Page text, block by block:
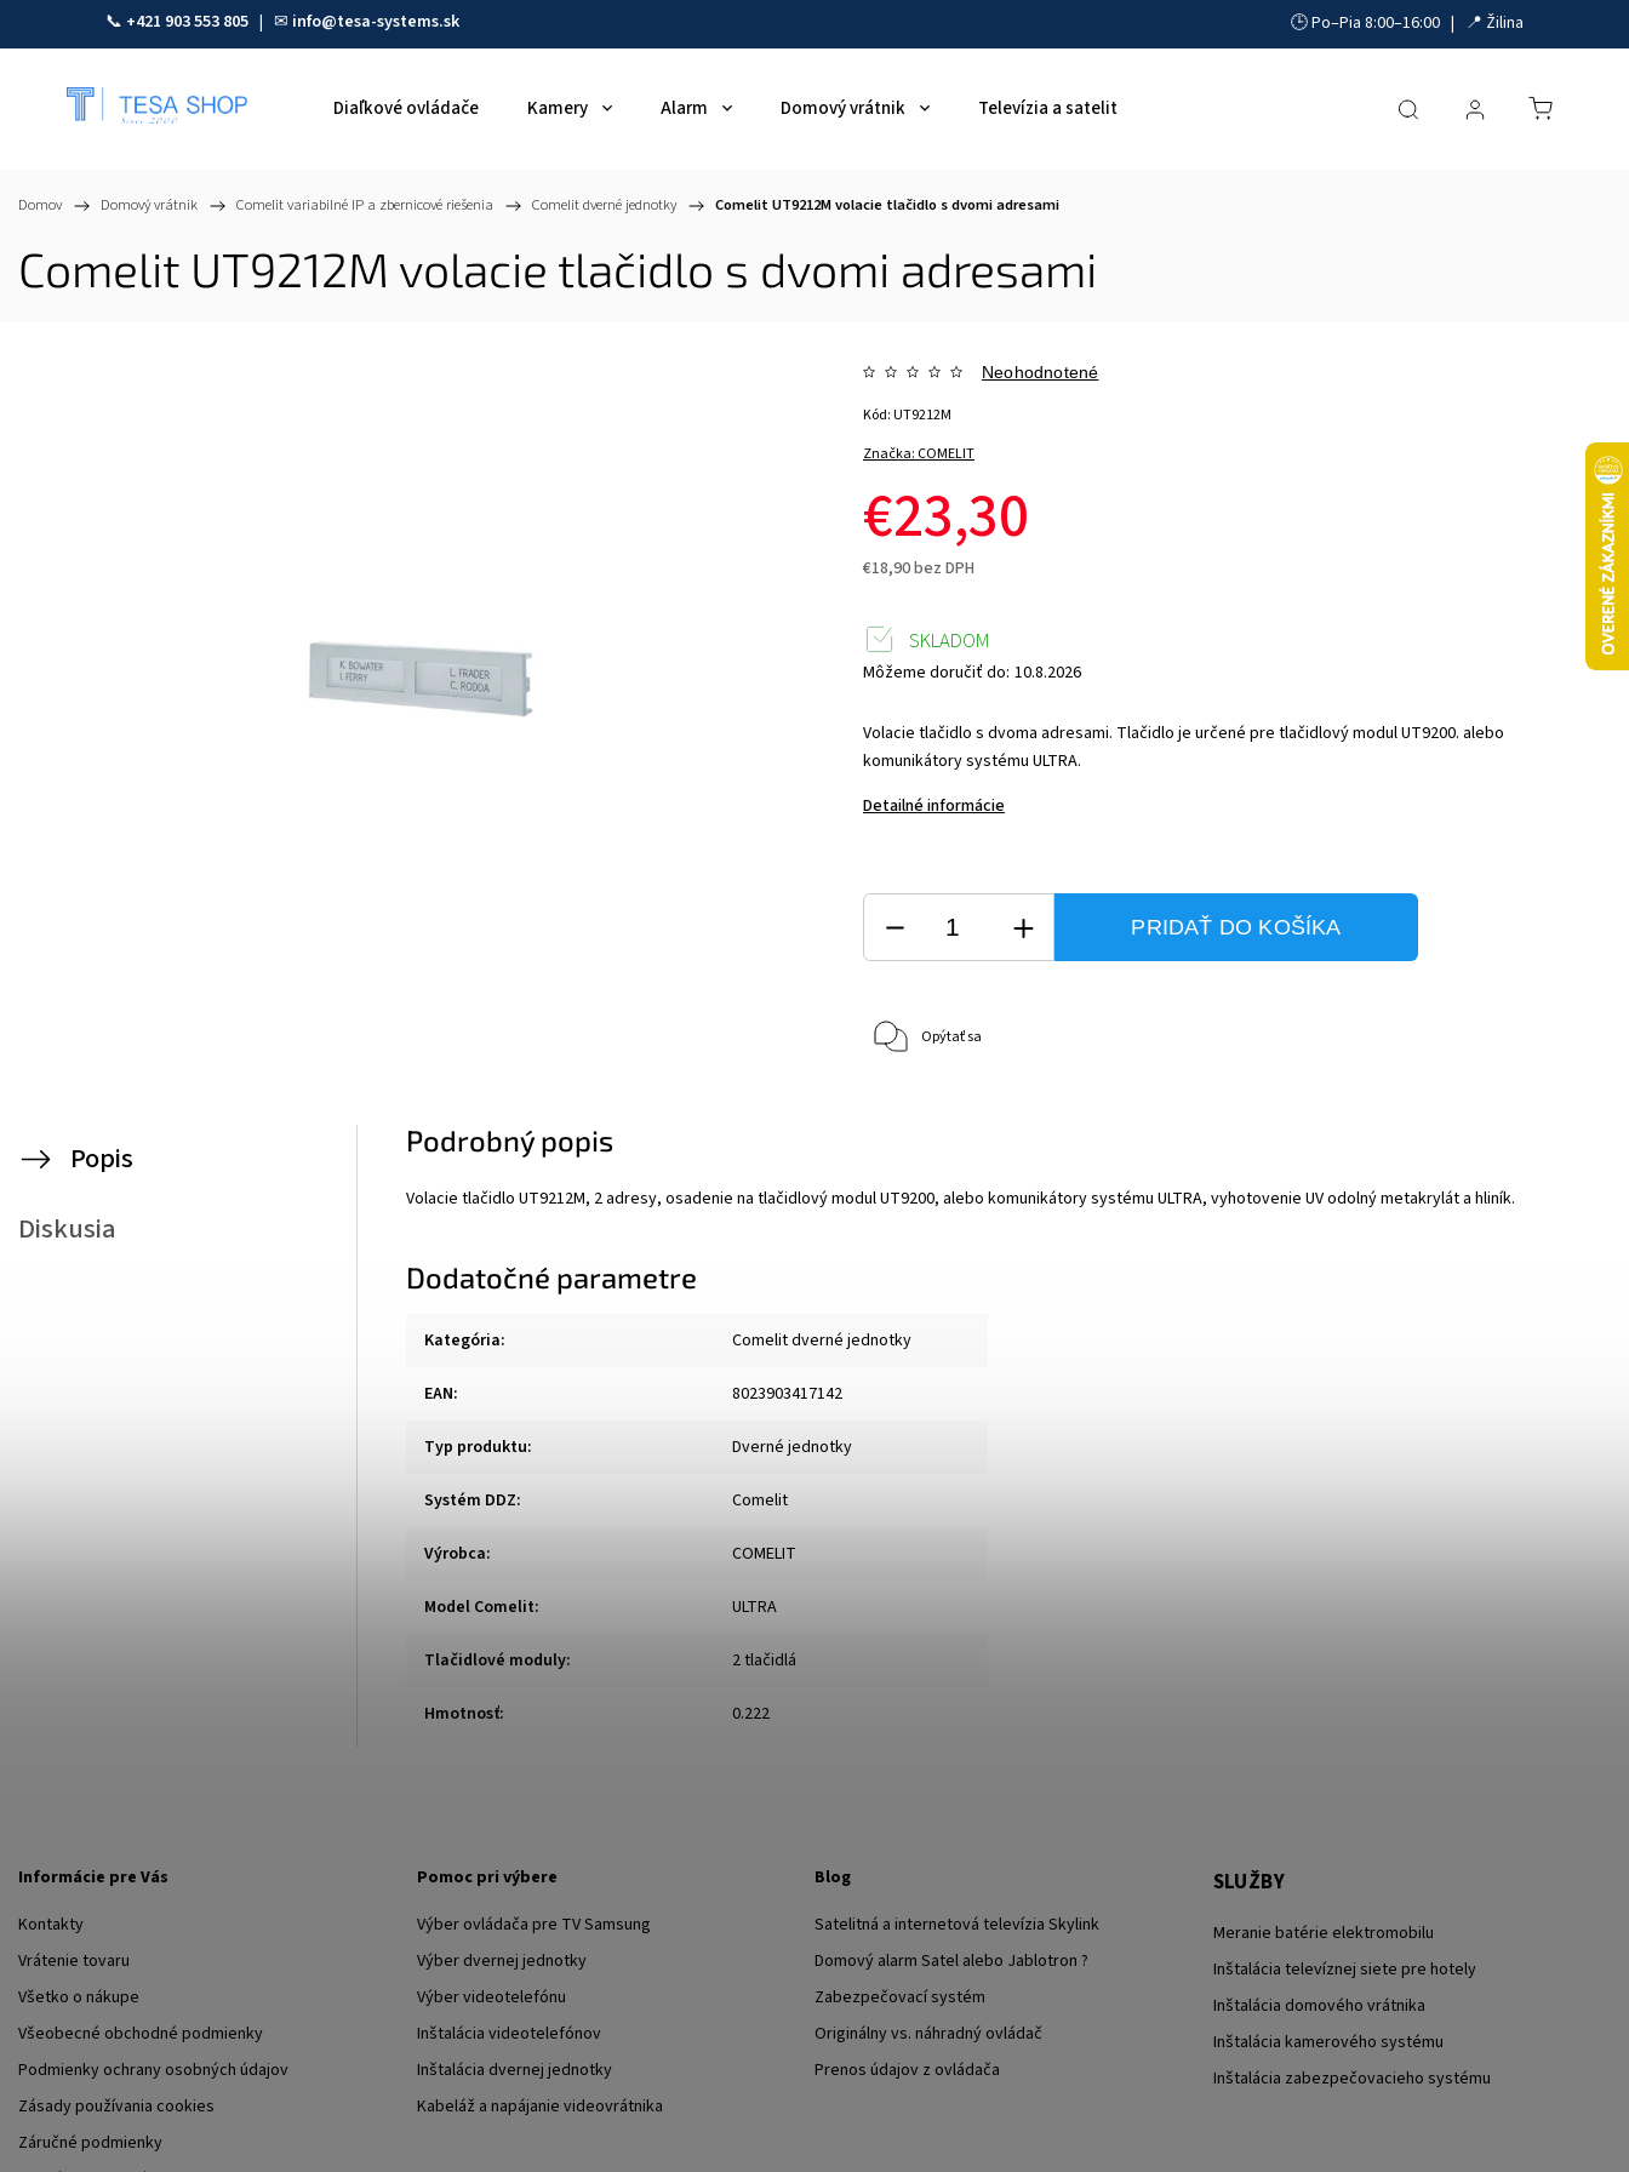
📞 +421 903 553 805 | ✉ info@tesa-systems.sk 🕒 Po–Pia 8:00–16:00 | 📍 Žilina
Diaľkové ovládače Kamery Alarm Domový vrátnik Televízia a satelit Akumulátory, UPS a zdroje Parkovacie systémy
Domov / Domový vrátnik / Comelit variabilné IP a zbernicové riešenia / Comelit dverné jednotky / Comelit UT9212M volacie tlačidlo s dvomi adresami
Comelit UT9212M volacie tlačidlo s dvomi adresami
Značka: COMELIT
Neohodnotené
€23,30
€18,90 bez DPH
Kód:UT9212M
Volacie tlačidlo s dvoma adresami. Tlačidlo je určené pre tlačidlový modul UT9200. alebo
komunikátory systému ULTRA.
Detailné informácie
SKLADOM
Môžeme doručiť do: 10.8.2026
PRIDAŤ DO KOŠÍKA
Opýtať sa
Popis
Diskusia
Podrobný popis
Volacie tlačidlo UT9212M, 2 adresy, osadenie na tlačidlový modul UT9200, alebo komunikátory systému ULTRA, vyhotovenie UV odolný metakrylát a hliník.
Dodatočné parametre
Kategória: Comelit dverné jednotky
EAN: 8023903417142
Typ produktu: Dverné jednotky
Systém DDZ: Comelit
Výrobca: COMELIT
Model Comelit: ULTRA
Tlačidlové moduly: 2 tlačidlá
Hmotnosť: 0.222
Informácie pre Vás
Kontakty
Vrátenie tovaru
Všetko o nákupe
Všeobecné obchodné podmienky
Podmienky ochrany osobných údajov
Zásady používania cookies
Záručné podmienky
Pomoc pri výbere
Výber ovládača pre TV Samsung
Výber dvernej jednotky
Výber videotelefónu
Inštalácia videotelefónov
Inštalácia dvernej jednotky
Kabeláž a napájanie videovrátnika
Blog
Satelitná a internetová televízia Skylink
Domový alarm Satel alebo Jablotron ?
Zabezpečovací systém
Originálny vs. náhradný ovládač
Prenos údajov z ovládača
SLUŽBY
Meranie batérie elektromobilu
Inštalácia televíznej siete pre hotely
Inštalácia domového vrátnika
Inštalácia kamerového systému
Inštalácia zabezpečovacieho systému